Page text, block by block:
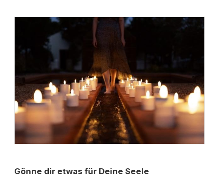
Gönne dir etwas für Deine Seele